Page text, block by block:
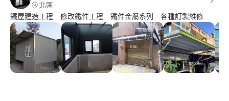
北區
鐵屋建造工程 修改鐵件工程 鐵件金屬系列 各種訂製維修